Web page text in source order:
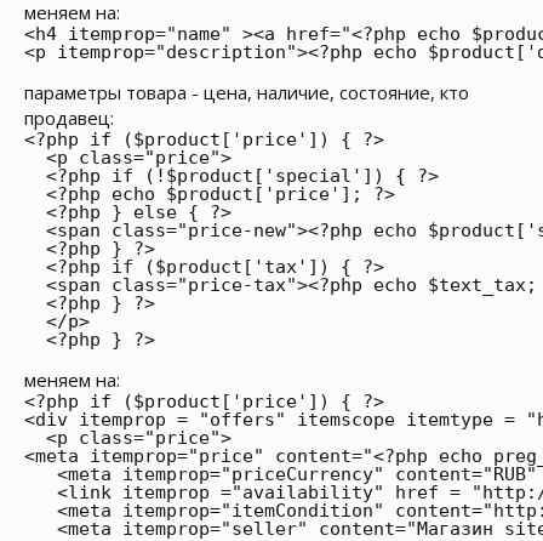
меняем на:
<h4 itemprop="name" ><a href="<?php echo
<p itemprop="description"><?php echo
параметры товара - цена, наличие, состояние, кто
продавец:
<?php if ($product['price']) { ?>
  <p class="price">
  <?php if (!$product['special']) { ?>
  <?php echo $product['price']; ?>
  <?php } else { ?>
<span class="price-new"><?php echo
  <?php } ?>
  <?php if ($product['tax']) { ?>
<span class="price-tax"><?php echo
  <?php } ?>
  </p>
  <?php } ?>
меняем на:
<?php if ($product['price']) { ?>
<div itemprop = "offers" itemscope itemtype =
  <p class="price">
<meta itemprop="price" content="<?php
<meta itemprop="priceCurrency" content="RUB"
<link itemprop ="availability" href =
<meta itemprop="itemCondition"
<meta itemprop="seller" content="Магазин